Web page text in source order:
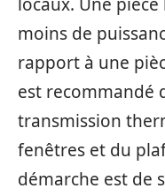
moins de
rapport à une
est recommandé
transmission
fenêtres et du
démarche est de